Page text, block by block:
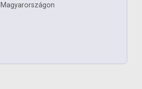
Magyarországon